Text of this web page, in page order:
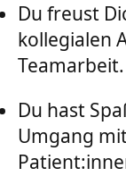
Du freust
kollegialen
Teamarbeit.
Du hast
Umgang